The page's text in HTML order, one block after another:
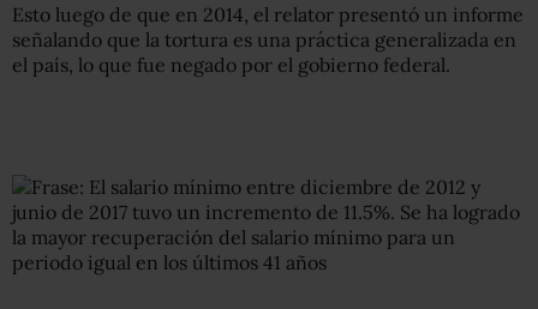
Esto luego de que en 2014, el relator presentó un informe
señalando que la tortura es una práctica generalizada en
el país, lo que fue negado por el gobierno federal.